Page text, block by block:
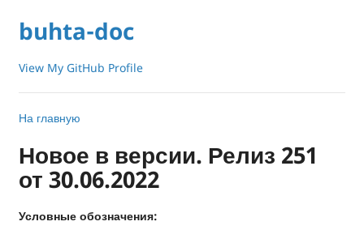
buhta-doc
View My GitHub Profile
На главную
Новое в версии. Релиз 251
от 30.06.2022
Условные обозначения: